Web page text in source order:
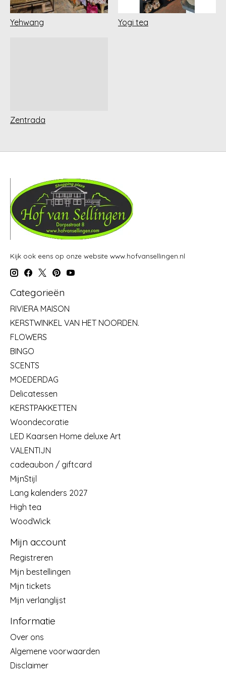
Yehwang Yogi tea
Zentrada
Kijk ook eens op onze website www.hofvansellingen.nl
Categorieën
RIVIERA MAISON
KERSTWINKEL VAN HET NOORDEN.
FLOWERS
BINGO
SCENTS
MOEDERDAG
Delicatessen
KERSTPAKKETTEN
Woondecoratie
LED Kaarsen Home deluxe Art
VALENTIJN
cadeaubon / giftcard
MijnStijl
Lang kalenders 2027
High tea
WoodWick
Mijn account
Registreren
Mijn bestellingen
Mijn tickets
Mijn verlanglijst
Informatie
Over ons
Algemene voorwaarden
Disclaimer